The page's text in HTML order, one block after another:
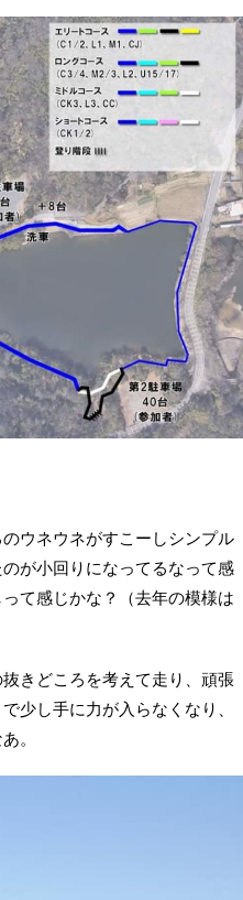
ウネウネがすこーしシンプル
が小回りになってるなって感
て感じかな？（去年の模様は
きどころを考えて走り、頑張
少し手に力が入らなくなり、
。